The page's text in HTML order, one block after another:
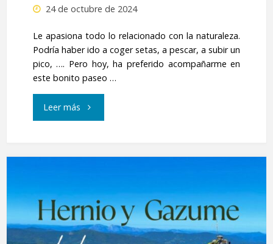
24 de octubre de 2024
Le apasiona todo lo relacionado con la naturaleza.
Podría haber ido a coger setas, a pescar, a subir un
pico, …. Pero hoy, ha preferido acompañarme en
este bonito paseo …
Leer más"De
Donibane
Donostia,
por